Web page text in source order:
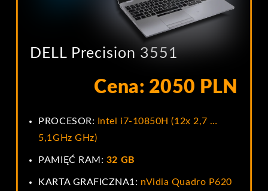
DELL Precision 3551
Cena: 2050 PLN
PROCESOR:
Intel i7-10850H (12x 2,7 …
5,1GHz GHz)
PAMIĘĆ RAM: 32 GB
KARTA GRAFICZNA1: nVidia Quadro P620